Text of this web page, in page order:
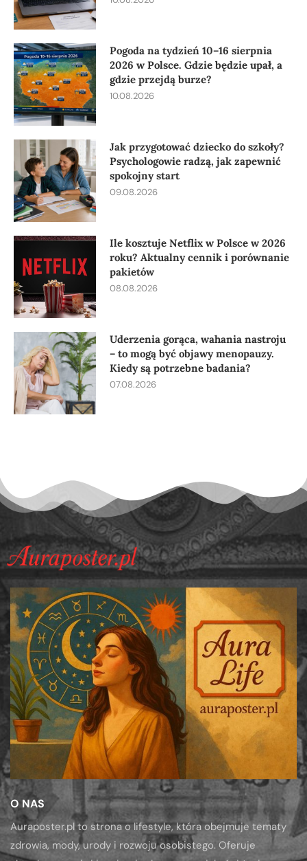
Pogoda na tydzień 10–16 sierpnia
2026 w Polsce. Gdzie będzie upał, a
gdzie przejdą burze?
10.08.2026
Jak przygotować dziecko do szkoły?
Psychologowie radzą, jak zapewnić
spokojny start
09.08.2026
Ile kosztuje Netflix w Polsce w 2026
roku? Aktualny cennik i porównanie
pakietów
08.08.2026
Uderzenia gorąca, wahania nastroju
– to mogą być objawy menopauzy.
Kiedy są potrzebne badania?
07.08.2026
O NAS
Auraposter.pl to strona o lifestyle, która obejmuje tematy
zdrowia, mody, urody i rozwoju osobistego. Oferuje